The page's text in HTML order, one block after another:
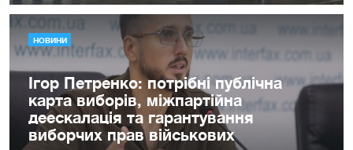
НОВИНИ
Ігор Петренко: потрібні публічна
карта виборів, міжпартійна
деескалація та гарантування
виборчих прав військових